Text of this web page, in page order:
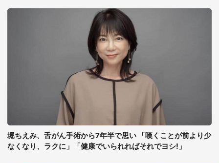
堀ちえみ、舌がん手術から7年半で思い 「嘆くことが前より少
なくなり、ラクに」「健康でいられればそれでヨシ!」